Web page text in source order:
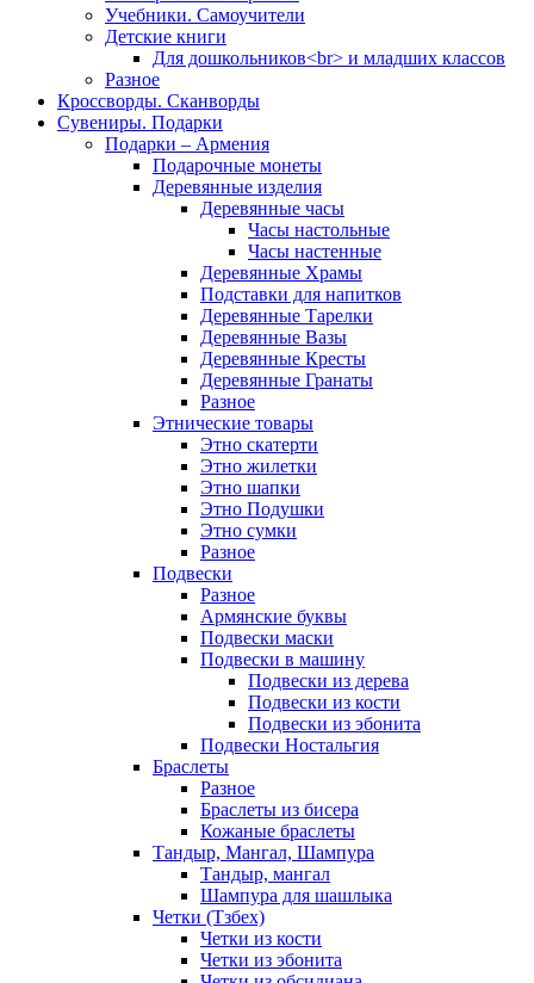
Учебники. Самоучители
Детские книги
Для дошкольников<br> и младших классов
Разное
Кроссворды. Сканворды
Сувениры. Подарки
Подарки – Армения
Подарочные монеты
Деревянные изделия
Деревянные часы
Часы настольные
Часы настенные
Деревянные Храмы
Подставки для напитков
Деревянные Тарелки
Деревянные Вазы
Деревянные Кресты
Деревянные Гранаты
Разное
Этнические товары
Этно скатерти
Этно жилетки
Этно шапки
Этно Подушки
Этно сумки
Разное
Подвески
Разное
Армянские буквы
Подвески маски
Подвески в машину
Подвески из дерева
Подвески из кости
Подвески из эбонита
Подвески Ностальгия
Браслеты
Разное
Браслеты из бисера
Кожаные браслеты
Тандыр, Мангал, Шампура
Тандыр, мангал
Шампура для шашлыка
Четки (Тзбех)
Четки из кости
Четки из эбонита